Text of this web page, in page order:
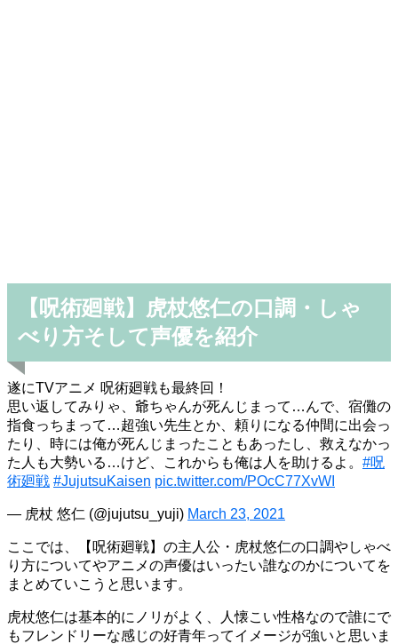
【呪術廻戦】虎杖悠仁の口調・しゃ
べり方そして声優を紹介
遂にTVアニメ 呪術廻戦も最終回！
思い返してみりゃ、爺ちゃんが死んじまって…んで、宿儺の
指食っちまって…超強い先生とか、頼りになる仲間に出会っ
たり、時には俺が死んじまったこともあったし、救えなかっ
た人も大勢いる…けど、これからも俺は人を助けるよ。 #呪
術廻戦 #JujutsuKaisen pic.twitter.com/POcC77XvWI
— 虎杖 悠仁 (@jujutsu_yuji) March 23, 2021
ここでは、【呪術廻戦】の主人公・虎杖悠仁の口調やしゃべ
り方についてやアニメの声優はいったい誰なのかについてを
まとめていこうと思います。
虎杖悠仁は基本的にノリがよく、人懐こい性格なので誰にで
もフレンドリーな感じの好青年ってイメージが強いと思いま